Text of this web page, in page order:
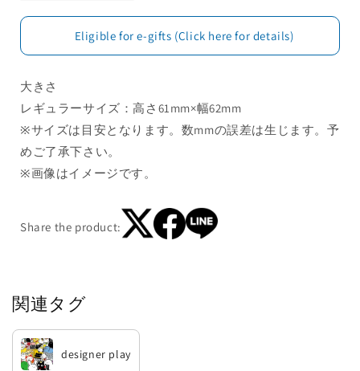
Eligible for e-gifts (Click here for details)
大きさ
レギュラーサイズ：高さ61mm×幅62mm
※サイズは目安となります。数mmの誤差は生じます。予
めご了承下さい。
※画像はイメージです。
Share the product:
関連タグ
designer play